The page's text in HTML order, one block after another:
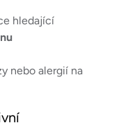
hledající
nebo alergií na